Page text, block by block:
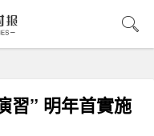
習” 明年首實施